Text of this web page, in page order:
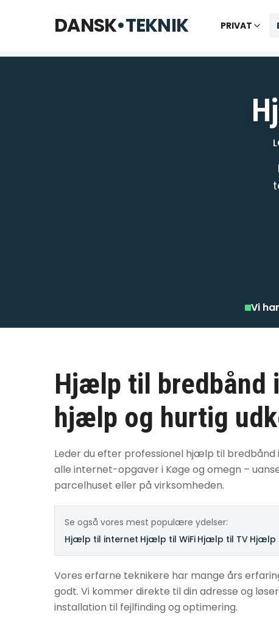
DANSK•TEKNIK PRIVAT
Telefon til kl. 22 · Chat til 23:30
Vi
Hjælp til bredbånd
hjælp og hurtig
Leder du efter professionel hjælp til bredbånd
alle internet-opgaver i Køge og omegn –
parcelhuset eller på virksomheden.
Se også vores mest populære ydelser:
Hjælp til internet Hjælp til WiFi Hjælp til TV Hjælp
Vores erfarne teknikere har mange års
godt. Vi kommer direkte til din adresse og
installation til fejlfinding og optimering.